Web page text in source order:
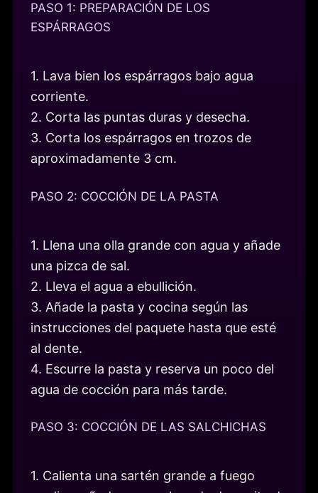
PASO 1: PREPARACIÓN DE LOS
ESPÁRRAGOS
1. Lava bien los espárragos bajo agua
corriente.
2. Corta las puntas duras y desecha.
3. Corta los espárragos en trozos de
aproximadamente 3 cm.
PASO 2: COCCIÓN DE LA PASTA
1. Llena una olla grande con agua y añade
una pizca de sal.
2. Lleva el agua a ebullición.
3. Añade la pasta y cocina según las
instrucciones del paquete hasta que esté
al dente.
4. Escurre la pasta y reserva un poco del
agua de cocción para más tarde.
PASO 3: COCCIÓN DE LAS SALCHICHAS
1. Calienta una sartén grande a fuego